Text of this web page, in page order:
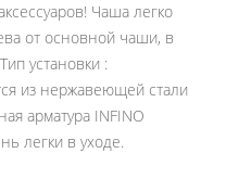
Чаша легко
от основной чаши, в
установки :
из нержавеющей стали
арматура INFINO
легки в уходе.